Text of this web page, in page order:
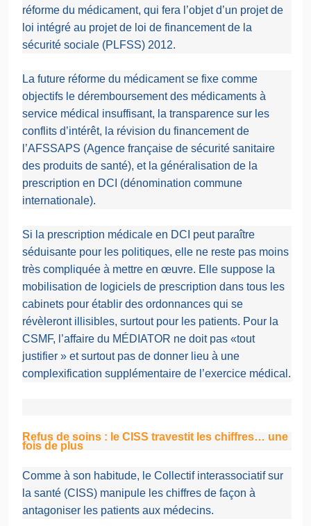
réforme du médicament, qui fera l’objet d’un projet de
loi intégré au projet de loi de financement de la
sécurité sociale (PLFSS) 2012.
La future réforme du médicament se fixe comme
objectifs le déremboursement des médicaments à
service médical insuffisant, la transparence sur les
conflits d’intérêt, la révision du financement de
l’AFSSAPS (Agence française de sécurité sanitaire
des produits de santé), et la généralisation de la
prescription en DCI (dénomination commune
internationale).
Si la prescription médicale en DCI peut paraître
séduisante pour les politiques, elle ne reste pas moins
très compliquée à mettre en œuvre. Elle suppose la
mobilisation de logiciels de prescription dans tous les
cabinets pour établir des ordonnances qui se
révèleront illisibles, surtout pour les patients. Pour la
CSMF, l’affaire du MÉDIATOR ne doit pas «tout
justifier » et surtout pas de donner lieu à une
complexification supplémentaire de l’exercice médical.
Refus de soins : le CISS travestit les chiffres… une
fois de plus
Comme à son habitude, le Collectif interassociatif sur
la santé (CISS) manipule les chiffres de façon à
antagoniser les patients aux médecins.